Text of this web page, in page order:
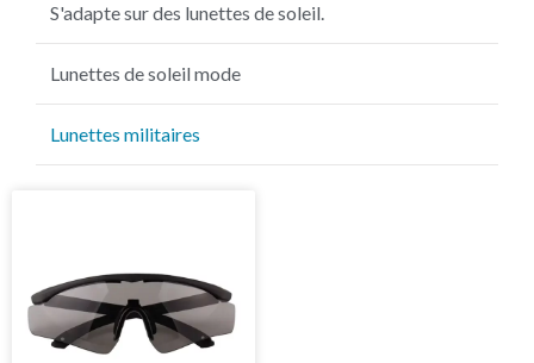
Lunettes de soleil de golf
S'adapte sur des lunettes de soleil.
Lunettes de soleil mode
Lunettes militaires